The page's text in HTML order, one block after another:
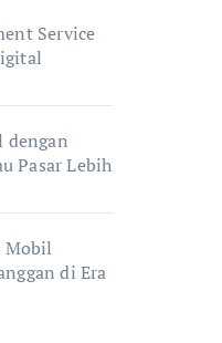
Service
dengan
Pasar Lebih
Mobil
di Era